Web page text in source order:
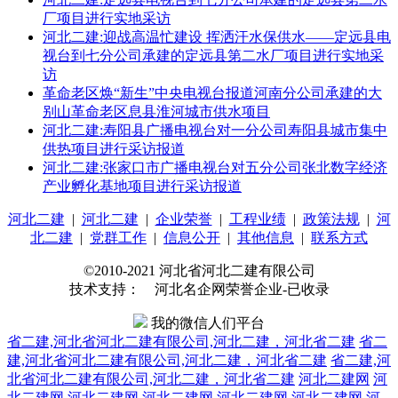
厂项目进行实地采访
河北二建:迎战高温忙建设 挥洒汗水保供水——定远县电
视台到七分公司承建的定远县第二水厂项目进行实地采
访
革命老区焕“新生”中央电视台报道河南分公司承建的大
别山革命老区息县淮河城市供水项目
河北二建:寿阳县广播电视台对一分公司寿阳县城市集中
供热项目进行采访报道
河北二建:张家口市广播电视台对五分公司张北数字经济
产业孵化基地项目进行采访报道
河北二建 | 河北二建 | 企业荣誉| 工程业绩| 政策法规| 河
北二建 | 党群工作 | 信息公开 | 其他信息 | 联系方式
©2010-2021 河北省河北二建有限公司
技术支持： 河北名企网荣誉企业-已收录
我的微信人们平台
省二建,河北省河北二建有限公司,河北二建，河北省二建 省二
建,河北省河北二建有限公司,河北二建，河北省二建 省二建,河
北省河北二建有限公司,河北二建，河北省二建 河北二建网 河